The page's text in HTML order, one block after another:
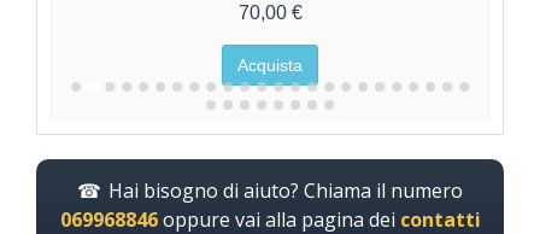
70,00 €
Acquista
Hai bisogno di aiuto? Chiama il numero
069968846oppure vai alla pagina dei contatti